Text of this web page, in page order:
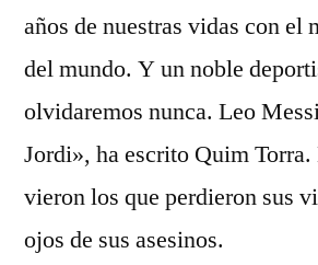
años de nuestras vidas con el
del mundo. Y un noble
olvidaremos nunca. Leo
Jordi», ha escrito Quim
vieron los que perdieron sus
ojos de sus asesinos.